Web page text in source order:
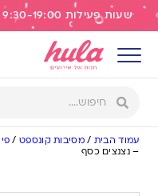
שעות פעילות 9:30-19:00 בחנות | משלוח חינם מעל 299 ש"ח
עמוד הבית /מסיבות קונספט/
– נצנצים כסף